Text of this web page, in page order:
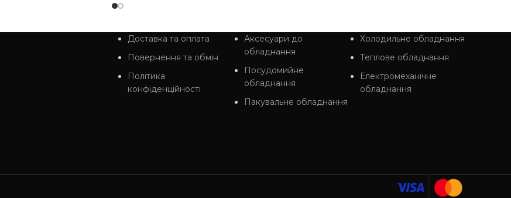
Доставка та оплата
Повернення та обмін
Політика
конфіденційності
Аксесуари до
обладнання
Посудомийне
обладнання
Пакувальне обладнання
Холодильне обладнання
Теплове обладнання
Електромеханічне
обладнання